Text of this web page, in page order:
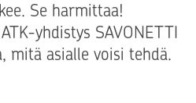
Se harmittaa!
yhdistys SAVONETTI
mitä asialle voisi tehdä.